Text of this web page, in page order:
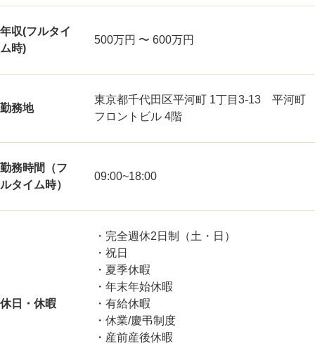
年収(フルタイ
ム時)
500万円 〜 600万円
勤務地
東京都千代田区平河町 1丁目3-13 平河町
フロントビル 4階
勤務時間（フ
ルタイム時）
09:00~18:00
休日・休暇
・完全週休2日制（土・日）
・祝日
・夏季休暇
・年末年始休暇
・有給休暇
・休業/慶弔制度
・産前産後休暇